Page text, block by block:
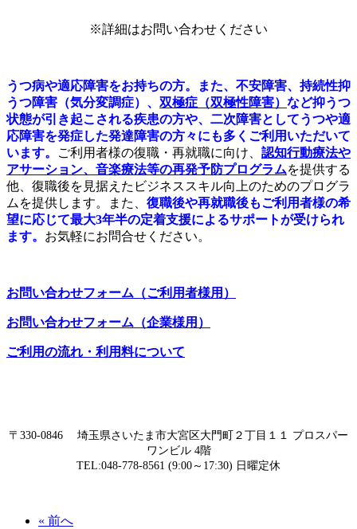
※詳細はお問い合わせください
うつ病や適応障害をお持ちの方。また、不安障害、持続性抑
うつ障害（気分変調症）、 双極症（双極性障害） など抑うつ
状態が引き起こされる疾患の方や、二次障害としてうつや適
応障害を発症した発達障害の方々にも多くご利用いただいて
います。
ご利用者様の復職・再就職に向け、 認知行動療法や
アサーション、音楽療法等の再発予防プログラムを提供する
他、復職後を見据えたビジネススキル向上のためのプログラ
ムを提供します。また、 復職後や再就職後もご利用者様の希
望に応じて最大3年半の定着支援によるサポートが受けられ
ます。 お気軽にお問合せください。
お問い合わせフォーム（ご利用者様用）
お問い合わせフォーム（企業様用）
ご利用の流れ・利用料について
〒330-0846 埼玉県さいたま市大宮区大門町２丁目１１ プロスパー
ワンビル 4階
TEL:048-778-8561 (9:00～17:30) 日曜定休
« 前へ